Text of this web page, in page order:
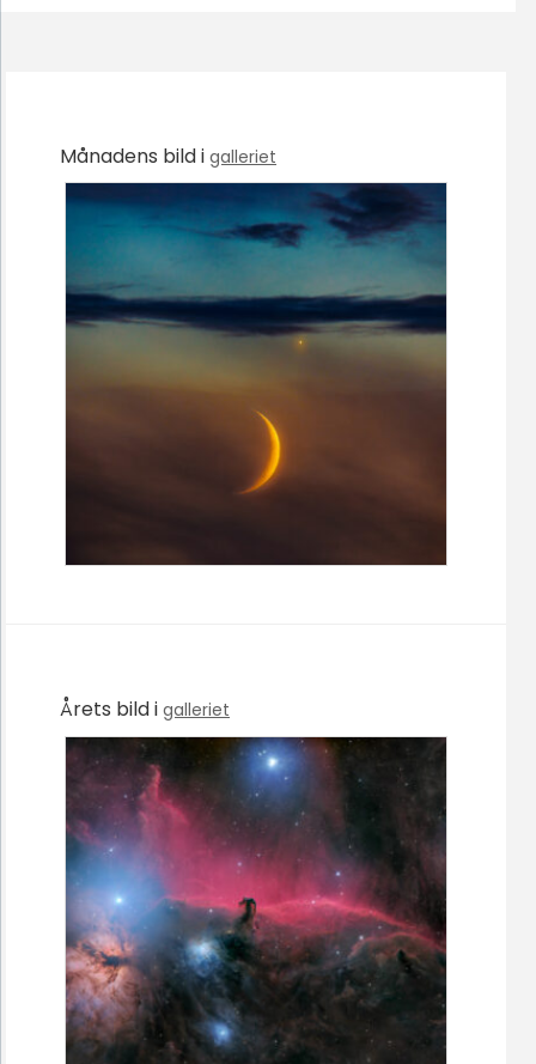
Månadens bild i galleriet
Årets bild i galleriet